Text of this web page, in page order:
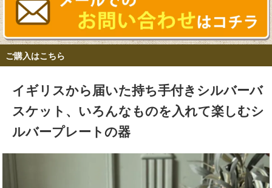
ご購入はこちら
イギリスから届いた持ち手付きシルバーバ
スケット、いろんなものを入れて楽しむシ
ルバープレートの器